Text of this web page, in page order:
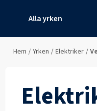
Alla yrken
Hem / Yrken / Elektriker /